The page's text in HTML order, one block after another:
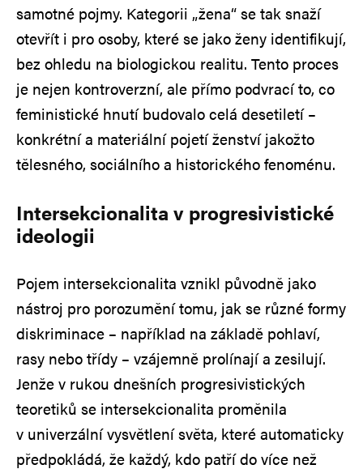
samotné pojmy. Kategorii „žena“ se tak snaží
otevřít i pro osoby, které se jako ženy identifikují,
bez ohledu na biologickou realitu. Tento proces
je nejen kontroverzní, ale přímo podvrací to, co
feministické hnutí budovalo celá desetiletí –
konkrétní a materiální pojetí ženství jakožto
tělesného, sociálního a historického fenoménu.
Intersekcionalita v progresivistické
ideologii
Pojem intersekcionalita vznikl původně jako
nástroj pro porozumění tomu, jak se různé formy
diskriminace – například na základě pohlaví,
rasy nebo třídy – vzájemně prolínají a zesilují.
Jenže v rukou dnešních progresivistických
teoretiků se intersekcionalita proměnila
v univerzální vysvětlení světa, které automaticky
předpokládá, že každý, kdo patří do více než